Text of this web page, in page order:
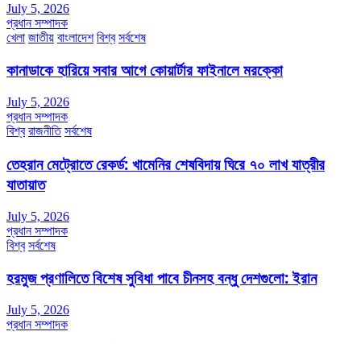
July 5, 2026
প্রধান সম্পাদক
খেলা জাতীয় বাংলাদেশ বিশ্ব সর্বশেষ
কানাডাকে হারিয়ে সবার আগে কোয়ার্টার ফাইনালে মরক্কো
July 5, 2026
প্রধান সম্পাদক
বিশ্ব রাজনীতি সর্বশেষ
তেহরান মেট্রোতে রেকর্ড: খামেনির শেষবিদায় ঘিরে ৭০ লাখ যাত্রীর
যাতায়াত
July 5, 2026
প্রধান সম্পাদক
বিশ্ব সর্বশেষ
হরমুজ প্রণালিতে বিশেষ সুবিধা পাবে চীনসহ বন্ধু দেশগুলো: ইরান
July 5, 2026
প্রধান সম্পাদক